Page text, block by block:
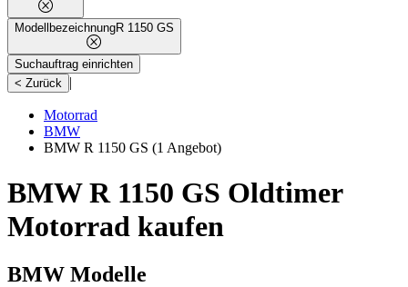
ModellbezeichnungR 1150 GS
Suchauftrag einrichten
< Zurück |
Motorrad
BMW
BMW R 1150 GS (1 Angebot)
BMW R 1150 GS Oldtimer
Motorrad kaufen
BMW Modelle